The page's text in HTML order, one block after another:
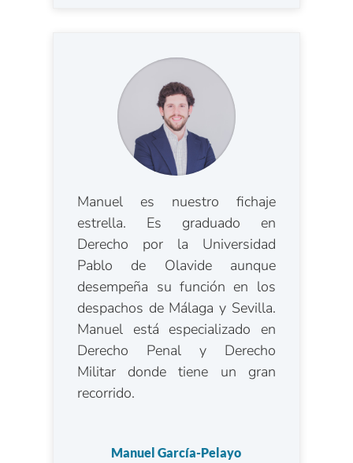
Manuel es nuestro fichaje
estrella. Es graduado en
Derecho por la Universidad
Pablo de Olavide aunque
desempeña su función en los
despachos de Málaga y Sevilla.
Manuel está especializado en
Derecho Penal y Derecho
Militar donde tiene un gran
recorrido.
Manuel García-Pelayo